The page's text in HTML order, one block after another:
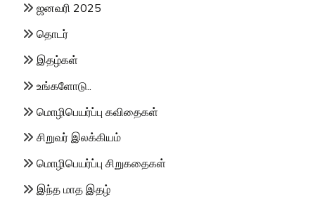
ஜனவரி 2025
தொடர்
இதழ்கள்
உங்களோடு..
மொழிபெயர்ப்பு கவிதைகள்
சிறுவர் இலக்கியம்
மொழிபெயர்ப்பு சிறுகதைகள்
இந்த மாத இதழ்